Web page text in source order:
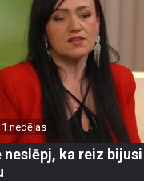
nedēļas
ka reiz